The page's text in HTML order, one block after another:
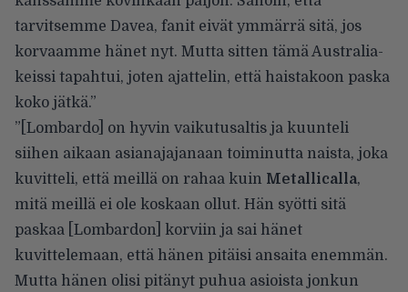
tarvitsemme Davea, fanit eivät ymmärrä sitä, jos
korvaamme hänet nyt. Mutta sitten tämä Australia-
keissi tapahtui, joten ajattelin, että haistakoon paska
koko jätkä.”
”[Lombardo] on hyvin vaikutusaltis ja kuunteli
siihen aikaan asianajajanaan toiminutta naista, joka
kuvitteli, että meillä on rahaa kuin Metallicalla,
mitä meillä ei ole koskaan ollut. Hän syötti sitä
paskaa [Lombardon] korviin ja sai hänet
kuvittelemaan, että hänen pitäisi ansaita enemmän.
Mutta hänen olisi pitänyt puhua asioista jonkun